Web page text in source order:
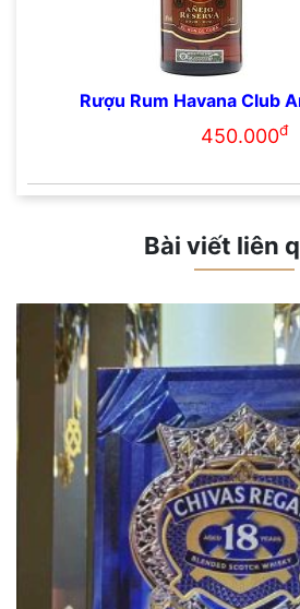
Rượu Rum Havana Club
450.000đ
Bài viết liên